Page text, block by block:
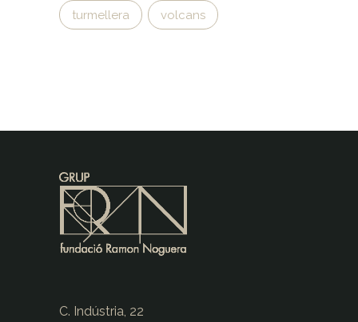
turmellera volcans
C. Indústria, 22